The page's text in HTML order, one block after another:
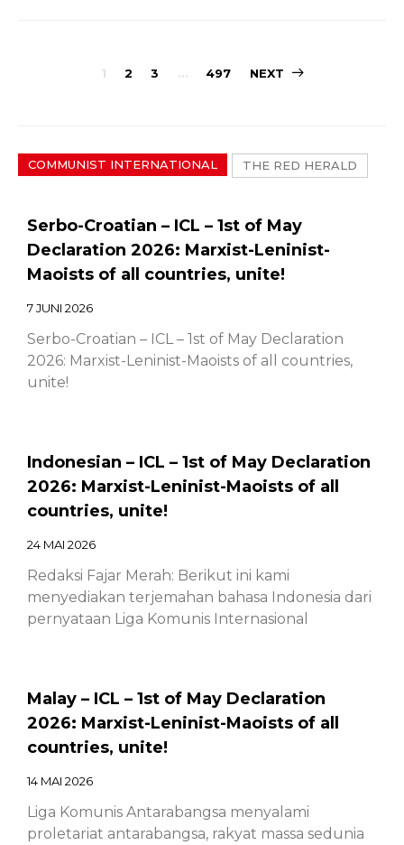
1 2 3 … 497 NEXT
COMMUNIST INTERNATIONAL THE RED HERALD
Serbo-Croatian – ICL – 1st of May
Declaration 2026: Marxist-Leninist-
Maoists of all countries, unite!
7 JUNI 2026
Serbo-Croatian – ICL – 1st of May Declaration
2026: Marxist-Leninist-Maoists of all countries,
unite!
Indonesian – ICL – 1st of May Declaration
2026: Marxist-Leninist-Maoists of all
countries, unite!
24 MAI 2026
Redaksi Fajar Merah: Berikut ini kami
menyediakan terjemahan bahasa Indonesia dari
pernyataan Liga Komunis Internasional
Malay – ICL – 1st of May Declaration
2026: Marxist-Leninist-Maoists of all
countries, unite!
14 MAI 2026
Liga Komunis Antarabangsa menyalami
proletariat antarabangsa, rakyat massa sedunia